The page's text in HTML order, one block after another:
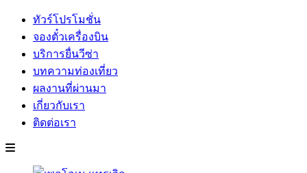
ทัวร์โปรโมชั่น
จองตั๋วเครื่องบิน
บริการยื่นวีซ่า
บทความท่องเที่ยว
ผลงานที่ผ่านมา
เกี่ยวกับเรา
ติดต่อเรา